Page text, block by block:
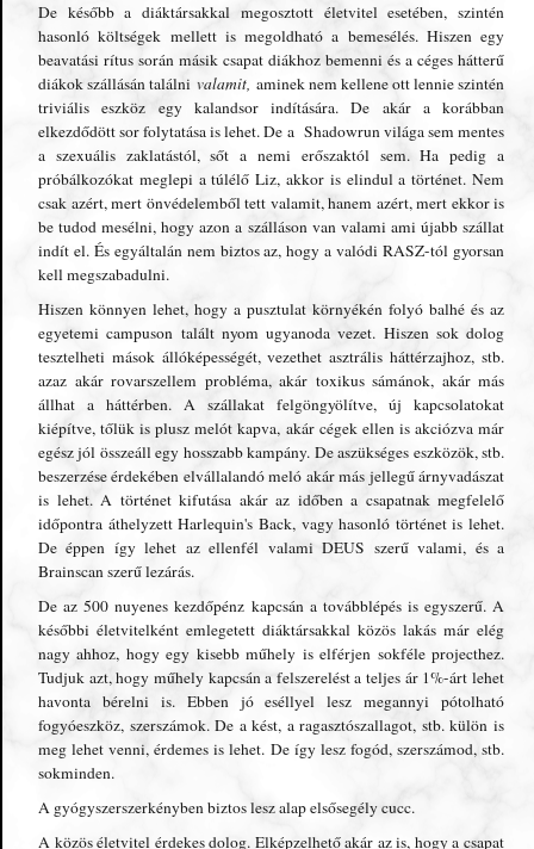
De később a diáktársakkal megosztott életvitel esetében, szintén
hasonló költségek mellett is megoldható a bemesélés. Hiszen egy
beavatási rítus során másik csapat diákhoz bemenni és a céges hátterű
diákok szállásán találni valamit, aminek nem kellene ott lennie szintén
triviális eszköz egy kalandsor indítására. De akár a korábban
elkezdődött sor folytatása is lehet. De a Shadowrun világa sem mentes
a szexuális zaklatástól, sőt a nemi erőszaktól sem. Ha pedig a
próbálkozókat meglepi a túlélő Liz, akkor is elindul a történet. Nem
csak azért, mert önvédelemből tett valamit, hanem azért, mert ekkor is
be tudod mesélni, hogy azon a szálláson van valami ami újabb szállat
indít el. És egyáltalán nem biztos az, hogy a valódi RASZ-tól gyorsan
kell megszabadulni.
Hiszen könnyen lehet, hogy a pusztulat környékén folyó balhé és az
egyetemi campuson talált nyom ugyanoda vezet. Hiszen sok dolog
tesztelheti mások állóképességét, vezethet asztrális háttérzajhoz, stb.
azaz akár rovarszellem probléma, akár toxikus sámánok, akár más
állhat a háttérben. A szállakat felgöngyölítve, új kapcsolatokat
kiépítve, tőlük is plusz melót kapva, akár cégek ellen is akciózva már
egész jól összeáll egy hosszabb kampány. De aszükséges eszközök, stb.
beszerzése érdekében elvállalandó meló akár más jellegű árnyvadászat
is lehet. A történet kifutása akár az időben a csapatnak megfelelő
időpontra áthelyzett Harlequin's Back, vagy hasonló történet is lehet.
De éppen így lehet az ellenfél valami DEUS szerű valami, és a
Brainscan szerű lezárás.
De az 500 nuyenes kezdőpénz kapcsán a továbblépés is egyszerű. A
későbbi életvitelként emlegetett diáktársakkal közös lakás már elég
nagy ahhoz, hogy egy kisebb műhely is elférjen sokféle projecthez.
Tudjuk azt, hogy műhely kapcsán a felszerelést a teljes ár 1%-árt lehet
havonta bérelni is. Ebben jó eséllyel lesz megannyi pótolható
fogyóeszköz, szerszámok. De a kést, a ragasztószallagot, stb. külön is
meg lehet venni, érdemes is lehet. De így lesz fogód, szerszámod, stb.
sokminden.
A gyógyszerszerkényben biztos lesz alap elsősegély cucc.
A közös életvitel érdekes dolog. Elképzelhető akár az is, hogy a csapat